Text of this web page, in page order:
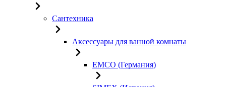
Сантехника
Аксессуары для ванной комнаты
EMCO (Германия)